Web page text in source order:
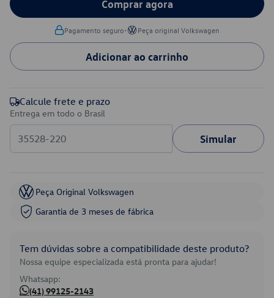
Comprar agora
Pagamento seguro• Peça original Volkswagen
Adicionar ao carrinho
Calcule frete e prazo
Entrega em todo o Brasil
Simular
Peça Original Volkswagen
Garantia de 3 meses de fábrica
Tem dúvidas sobre a compatibilidade deste produto?
Nossa equipe especializada está pronta para ajudar!
Whatsapp:
(41) 99125-2143